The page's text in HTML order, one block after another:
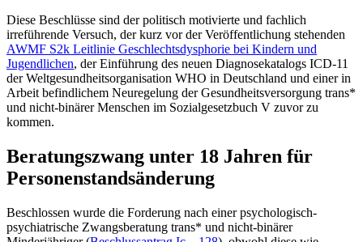
Diese Beschlüsse sind der politisch motivierte und fachlich
irreführende Versuch, der kurz vor der Veröffentlichung stehenden
AWMF S2k Leitlinie Geschlechtsdysphorie bei Kindern und
Jugendlichen, der Einführung des neuen Diagnosekatalogs ICD-11
der Weltgesundheitsorganisation WHO in Deutschland und einer in
Arbeit befindlichem Neuregelung der Gesundheitsversorgung trans*
und nicht-binärer Menschen im Sozialgesetzbuch V zuvor zu
kommen.
Beratungszwang unter 18 Jahren für
Personenstandsänderung
Beschlossen wurde die Forderung nach einer psychologisch-
psychiatrische Zwangsberatung trans* und nicht-binärer